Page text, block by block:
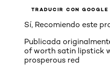
TRADUCIR CON GOOGLE
Sí, Recomiendo este
Publicada
of worth satin lipstick
prosperous red